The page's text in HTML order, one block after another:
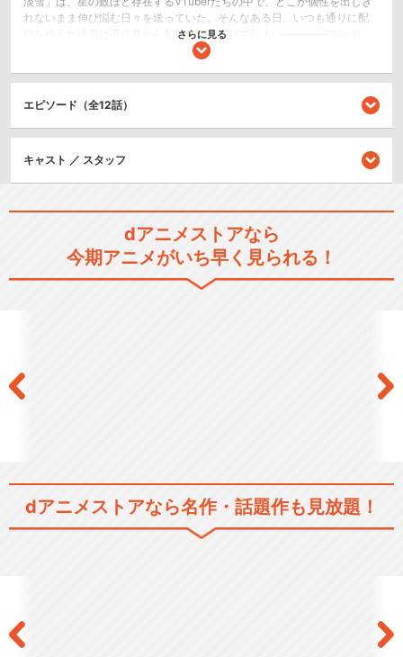
れないまま伸び悩む日々を送っていた。そんなある日、いつも通りに配
信を終えた淡雪は不注意から配信を切り忘れてしまい――――プシュ!
「んっんっんっ......ぷはぁー!!」「うひゃー!やっぱロング缶のなる音は最
素の姿を全世界に晒してしまう。大炎上かと思いきや......? そのギャップ
がウケてまさかの大バズ!トレンド1位に!? まさかの事態に困惑しつつも、
開き直った彼女は――「おっしゃー配信始めるどー!」元・清楚系VTuber
心音淡雪の伝説が今始まる!!
コメディ/ギャグ
日常/ほのぼの
さらに見る
エピソード（全12話）
キャスト ／ スタッフ
dアニメストアなら
今期アニメがいち早く見られる！
dアニメストアなら名作・話題作も見放題！